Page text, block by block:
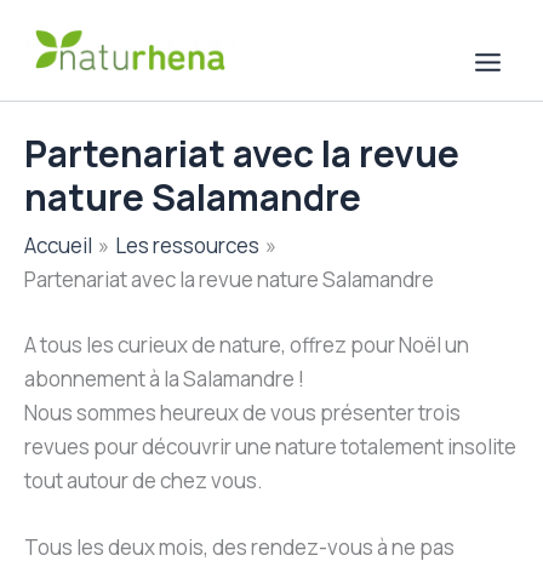
Partenariat avec la revue
nature Salamandre
Accueil
Les ressources
Partenariat avec la revue nature Salamandre
A tous les curieux de nature, offrez pour Noël un
abonnement à la Salamandre !
Nous sommes heureux de vous présenter trois
revues pour découvrir une nature totalement insolite
tout autour de chez vous.
Tous les deux mois, des rendez-vous à ne pas